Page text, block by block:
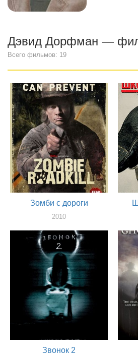
Дэвид Дорфман —
Всего фильмов: 19
Зомби с дороги
2010
Звонок 2